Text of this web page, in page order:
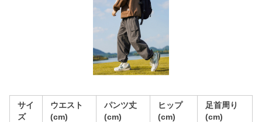
サイ
ズ
ウエスト
(cm)
パンツ丈
(cm)
ヒップ
(cm)
足首周り
(cm)